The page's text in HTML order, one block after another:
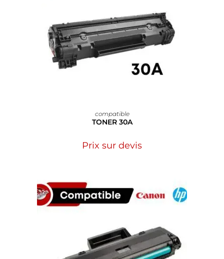
compatible
TONER 30A
Prix sur devis